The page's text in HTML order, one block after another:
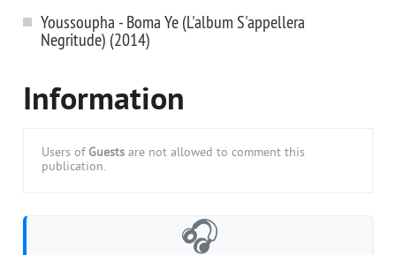
Youssoupha - Boma Ye (L'album S'appellera
Negritude) (2014)
Information
Users of Guests are not allowed to comment this
publication.
🎧